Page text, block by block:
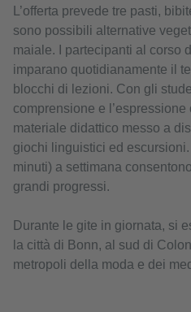
L’offerta prevede tre pasti,
sono possibili alternative
maiale. I partecipanti al corso
imparano quotidianamente il
blocchi di lezioni. Con gli
comprensione e l’espressione
materiale didattico messo a
giochi linguistici ed
minuti) a settimana
grandi progressi.
Durante le gite in giornata, si
la città di Bonn, al sud di
metropoli della moda e dei